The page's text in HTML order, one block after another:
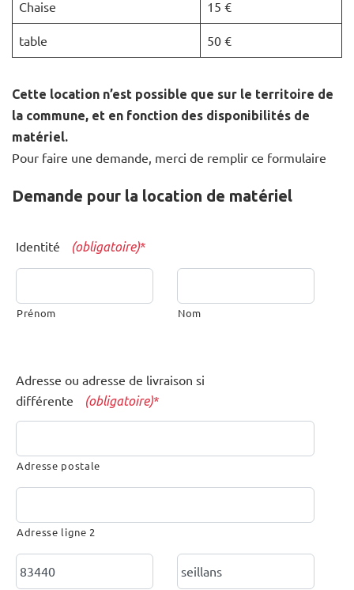
Chaise 15 €
table 50 €
Cette location n’est possible que sur le territoire de
la commune, et en fonction des disponibilités de
matériel.
Pour faire une demande, merci de remplir ce formulaire
Demande pour la location de matériel
Identité (obligatoire)*
Prénom Nom
Adresse ou adresse de livraison si
différente
(obligatoire)*
Adresse postale
Adresse ligne 2